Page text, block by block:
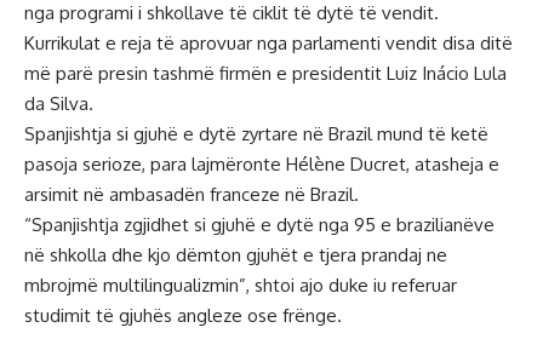
nga programi i shkollave të ciklit të dytë të vendit.
Kurrikulat e reja të aprovuar nga parlamenti vendit disa ditë
më parë presin tashmë firmën e presidentit Luiz Inácio Lula
da Silva.
Spanjishtja si gjuhë e dytë zyrtare në Brazil mund të ketë
pasoja serioze, para lajmëronte Hélène Ducret, atasheja e
arsimit në ambasadën franceze në Brazil.
“Spanjishtja zgjidhet si gjuhë e dytë nga 95 e brazilianëve
në shkolla dhe kjo dëmton gjuhët e tjera prandaj ne
mbrojmë multilingualizmin”, shtoi ajo duke iu referuar
studimit të gjuhës angleze ose frënge.